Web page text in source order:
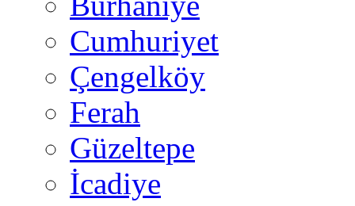
Cumhuriyet
Çengelköy
Ferah
Güzeltepe
İcadiye